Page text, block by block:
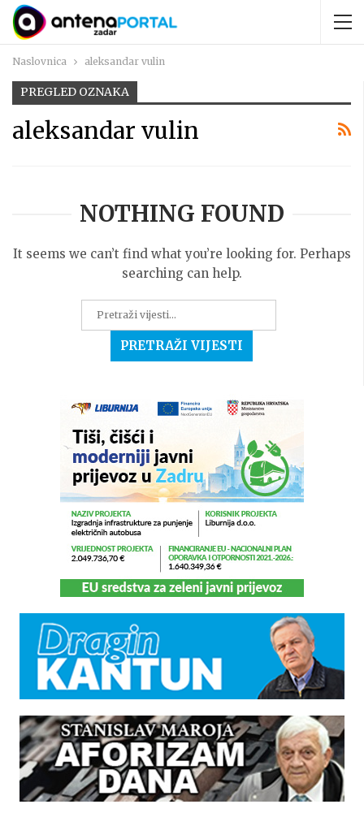
Naslovnica aleksandar vulin
PREGLED OZNAKA
aleksandar vulin
NOTHING FOUND
It seems we can’t find what you’re looking for. Perhaps
searching can help.